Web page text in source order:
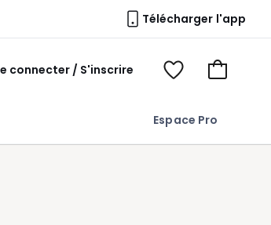
Télécharger l'app
Espace Pro
connecter / S'inscrire
Voir
Voir